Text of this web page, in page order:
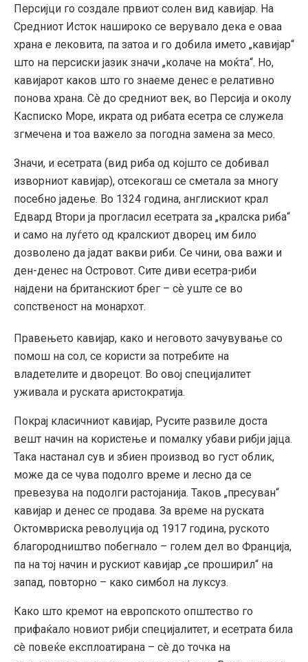
Персијци го создале првиот солен вид кавијар. На
Средниот Исток нашироко се верувало дека е оваа
храна е лековита, па затоа и го добила името „кавијар“
што на персиски јазик значи „колаче на моќта“. Но,
кавијарот каков што го знаеме денес е релативно
понова храна. Сè до средниот век, во Персија и околу
Касписко Море, икрата од рибата есетра се служела
згмечена и тоа важело за погодна замена за месо.
Значи, и есетрата (вид риба од којшто се добивал
изворниот кавијар), отсекогаш се сметала за многу
посебно јадење. Во 1324 година, англискиот крал
Едвард Втори ја прогласил есетрата за „кралска риба“
и само на луѓето од кралскиот дворец им било
дозволено да јадат вакви риби. Се чини, ова важи и
ден-денес на Островот. Сите диви есетра-риби
најдени на британскиот брег – сѐ уште се во
сопственост на монархот.
Правењето кавијар, како и неговото зачувување со
помош на сол, се користи за потребите на
владетелите и дворецот. Во овој специјалитет
уживала и руската аристократија.
Покрај класичниот кавијар, Русите развиле доста
вешт начин на користење и помалку убави рибји јајца.
Така настанал сув и збиен производ во густ облик,
може да се чува подолго време и лесно да се
превезува на подолги растојанија. Таков „пресуван“
кавијар и денес се продава. За време на руската
Октомвриска револуција од 1917 година, руското
благородништво побегнало – голем дел во Франција,
па на тој начин и рускиот кавијар „се проширил“ на
запад, повторно – како симбол на луксуз.
Како што кремот на европското општество го
прифаќало новиот рибји специјалитет, и есетрата била
сè повеќе експлоатирана – сè до точка на